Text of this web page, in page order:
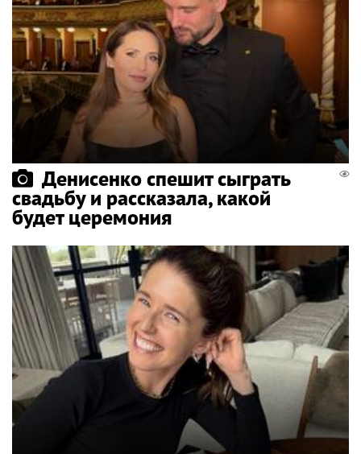
Денисенко спешит сыграть
свадьбу и рассказала, какой
будет церемония